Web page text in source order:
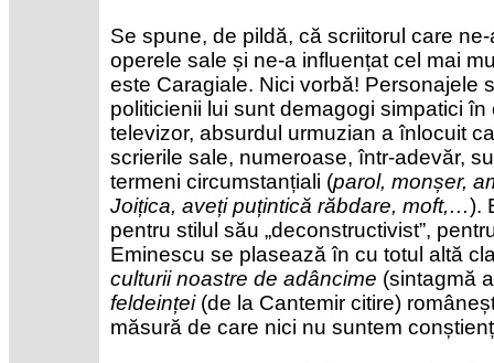
Se spune, de pildă, că scriitorul care ne-
operele sale și ne-a influențat cel mai
este Caragiale. Nici vorbă! Personajele
politicienii lui sunt demagogi simpatici
televizor, absurdul urmuzian a înlocuit
scrierile sale, numeroase, într-adevăr,
termeni circumstanțiali (parol, monșer,
Joițica, aveți puțintică răbdare, moft,…).
pentru stilul său „deconstructivist”,
Eminescu se plasează în cu totul altă
culturii noastre de adâncime (sintagmă
feldeinței(de la Cantemir citire)
măsură de care nici nu suntem